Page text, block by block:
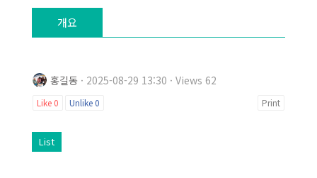
개요
홍길동 · 2025-08-29 13:30 · Views 62
Like 0 Unlike0 Print
List